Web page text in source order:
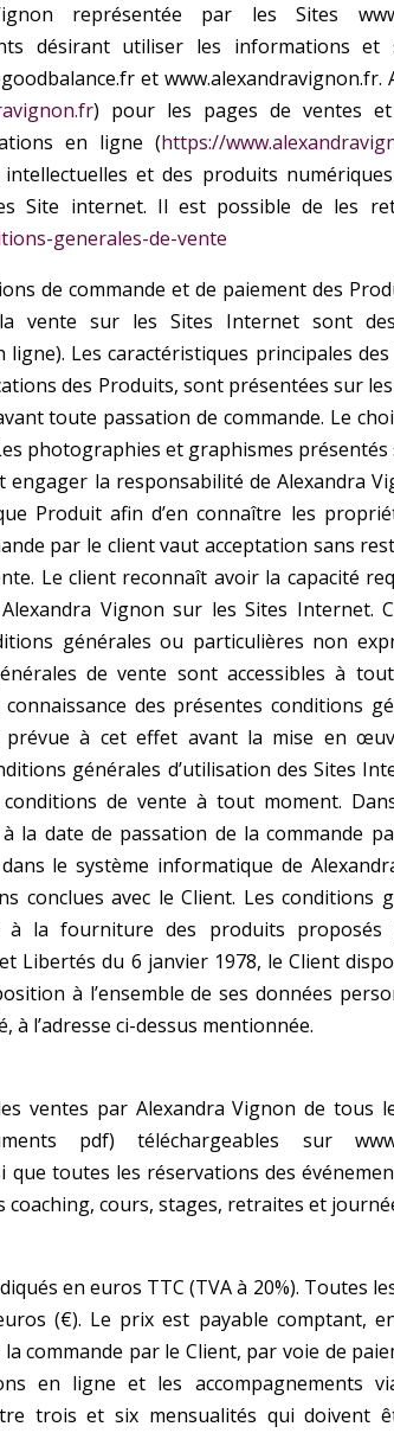
représentée par les Sites
désirant utiliser les informations et
et www.alexandravignon.fr.
) pour les pages de ventes
en ligne (https://
et des produits
Site internet. Il est possible de les
generales-de-vente
de commande et de paiement des
vente sur les Sites Internet sont
Les caractéristiques principales
des Produits, sont présentées sur
toute passation de commande. Le
photographies et graphismes
engager la responsabilité de Alexandra
Produit afin d’en connaître les
par le client vaut acceptation sans
Le client reconnaît avoir la capacité
Vignon sur les Sites Internet.
générales ou particulières non
de vente sontaccessibles à
des présentes conditions
prévue à ceteffet avant la mise en
générales d’utilisation des Sites
de vente à tout moment.
la date de passation de lacommande
le système informatique de
conclues avec le Client. Les conditions
à la fourniture des produits proposés
Libertés du 6 janvier 1978, le Client
à l’ensemble de ses données
l’adresse ci-dessus mentionnée.
ventes par Alexandra Vignon de tous
pdf) téléchargeables sur
que toutes les réservations des
coaching, cours, stages, retraites et
en euros TTC (TVA à 20%). Toutes
(€). Le prix est payable comptant,
lacommande par le Client, par voie de
en ligne et les accompagnements
trois et six mensualités qui doivent